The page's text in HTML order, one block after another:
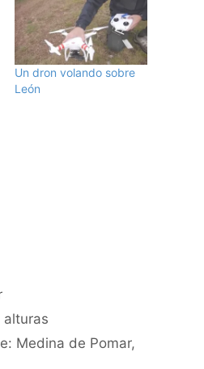
Un dron volando sobre
León
alturas
Medina de Pomar,